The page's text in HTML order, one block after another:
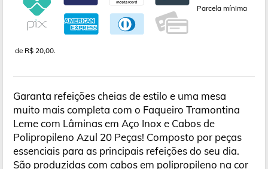
Parcela mínima
de R$ 20,00.
Garanta refeições cheias de estilo e uma mesa
muito mais completa com o Faqueiro Tramontina
Leme com Lâminas em Aço Inox e Cabos de
Polipropileno Azul 20 Peças! Composto por peças
essenciais para as principais refeições do seu dia.
São produzidas com cabos em polipropileno na cor